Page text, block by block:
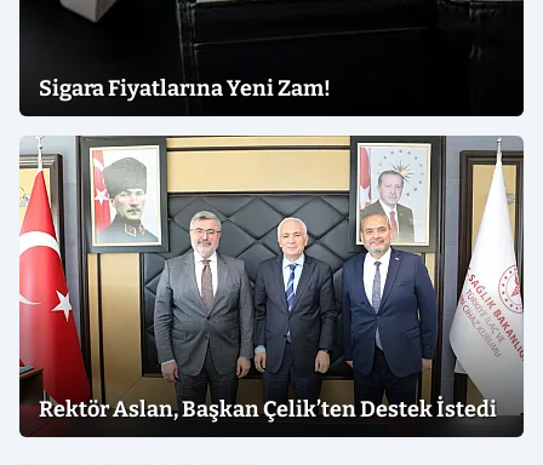
Sigara Fiyatlarına Yeni Zam!
Rektör Aslan, Başkan Çelik’ten Destek İstedi